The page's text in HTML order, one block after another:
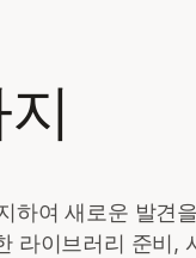
하여 새로운 발견
라이브러리 준비,